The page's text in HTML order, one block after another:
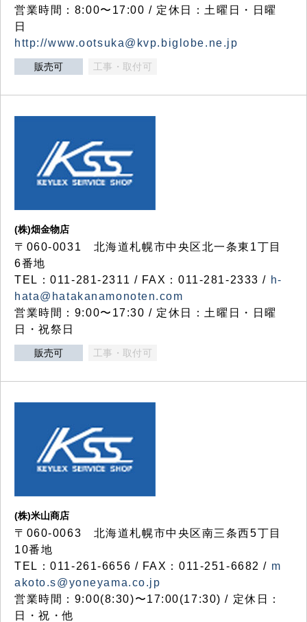
営業時間：8:00〜17:00 / 定休日：土曜日・日曜
日
http://www.ootsuka@kvp.biglobe.ne.jp
販売可 工事・取付可
(株)畑金物店
〒060-0031 北海道札幌市中央区北一条東1丁目
6番地
TEL：011-281-2311 / FAX：011-281-2333 / h-
hata@hatakanamonoten.com
営業時間：9:00〜17:30 / 定休日：土曜日・日曜
日・祝祭日
販売可 工事・取付可
(株)米山商店
〒060-0063 北海道札幌市中央区南三条西5丁目
10番地
TEL：011-261-6656 / FAX：011-251-6682 / m
akoto.s@yoneyama.co.jp
営業時間：9:00(8:30)〜17:00(17:30) / 定休日：
日・祝・他